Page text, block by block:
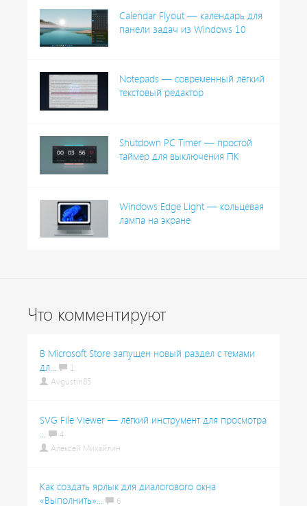
Calendar Flyout — календарь для
панели задач из Windows 10
Notepads — современный лёгкий
текстовый редактор
Shutdown PC Timer — простой
таймер для выключения ПК
Windows Edge Light — кольцевая
лампа на экране
Что комментируют
В Microsoft Store запущен новый раздел с темами
дл...
1
Avgustin85
SVG File Viewer — лёгкий инструмент для просмотра
...
4
Алексей Михайлин
Как создать ярлык для диалогового окна
«Выполнить»...
6